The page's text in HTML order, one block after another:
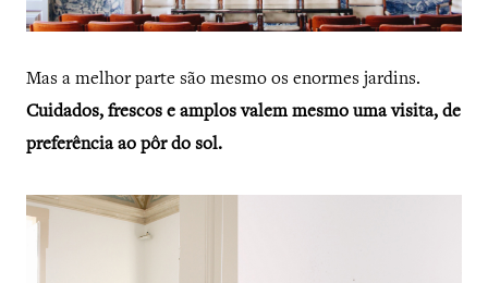
Mas a melhor parte são mesmo os enormes jardins.
Cuidados, frescos e amplos valem mesmo uma visita, de
preferência ao pôr do sol.